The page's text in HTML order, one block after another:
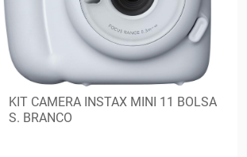
KIT CAMERA INSTAX MINI 11 BOLSA
S. BRANCO